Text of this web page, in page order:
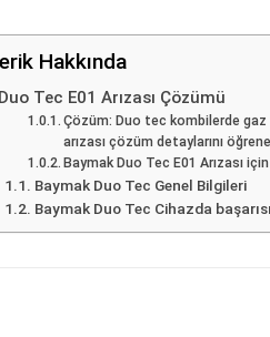
Hakkında
Duo Tec E01 Arızası Çözümü
Çözüm: Duo tec kombilerde
arızası çözüm detaylarını
Baymak Duo Tec E01 Arızası
Baymak Duo Tec Genel Bilgileri
Baymak Duo Tec Cihazda